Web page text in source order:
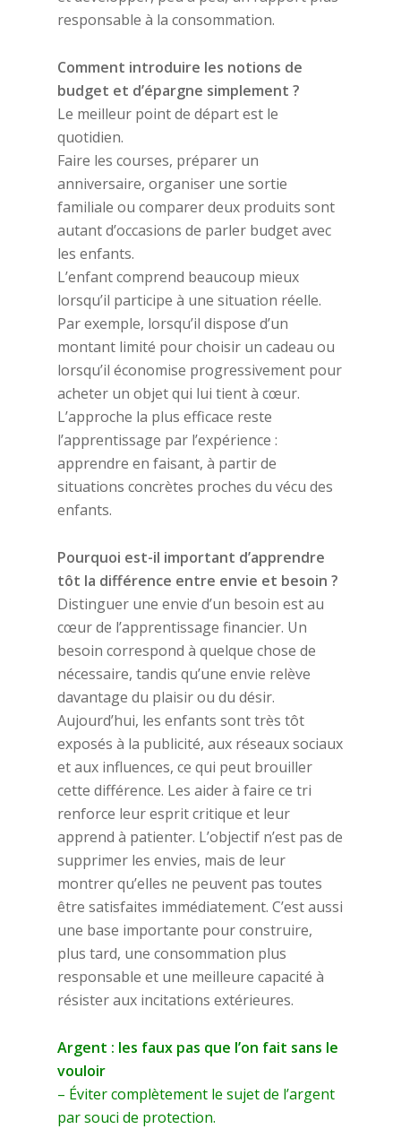
responsable à la consommation.
Comment introduire les notions de
budget et d’épargne simplement ?
Le meilleur point de départ est le
quotidien.
Faire les courses, préparer un
anniversaire, organiser une sortie
familiale ou comparer deux produits sont
autant d’occasions de parler budget avec
les enfants.
L’enfant comprend beaucoup mieux
lorsqu’il participe à une situation réelle.
Par exemple, lorsqu’il dispose d’un
montant limité pour choisir un cadeau ou
lorsqu’il économise progressivement pour
acheter un objet qui lui tient à cœur.
L’approche la plus efficace reste
l’apprentissage par l’expérience :
apprendre en faisant, à partir de
situations concrètes proches du vécu des
enfants.
Pourquoi est-il important d’apprendre
tôt la différence entre envie et besoin ?
Distinguer une envie d’un besoin est au
cœur de l’apprentissage financier. Un
besoin correspond à quelque chose de
nécessaire, tandis qu’une envie relève
davantage du plaisir ou du désir.
Aujourd’hui, les enfants sont très tôt
exposés à la publicité, aux réseaux sociaux
et aux influences, ce qui peut brouiller
cette différence. Les aider à faire ce tri
renforce leur esprit critique et leur
apprend à patienter. L’objectif n’est pas de
supprimer les envies, mais de leur
montrer qu’elles ne peuvent pas toutes
être satisfaites immédiatement. C’est aussi
une base importante pour construire,
plus tard, une consommation plus
responsable et une meilleure capacité à
résister aux incitations extérieures.
Argent : les faux pas que l’on fait sans le
vouloir
– Éviter complètement le sujet de l’argent
par souci de protection.